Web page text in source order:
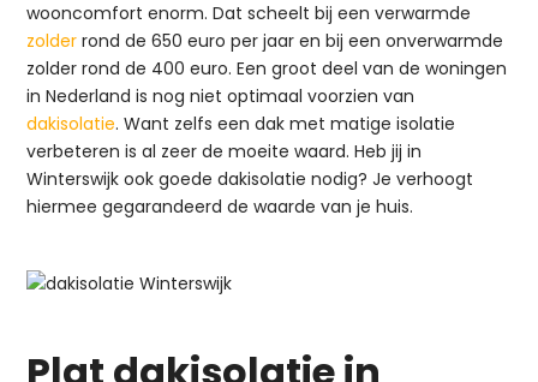
wooncomfort enorm. Dat scheelt bij een verwarmde
zolder rond de 650 euro per jaar en bij een onverwarmde
zolder rond de 400 euro. Een groot deel van de woningen
in Nederland is nog niet optimaal voorzien van
dakisolatie. Want zelfs een dak met matige isolatie
verbeteren is al zeer de moeite waard. Heb jij in
Winterswijk ook goede dakisolatie nodig? Je verhoogt
hiermee gegarandeerd de waarde van je huis.